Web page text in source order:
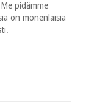
pidämme
on monenlaisia